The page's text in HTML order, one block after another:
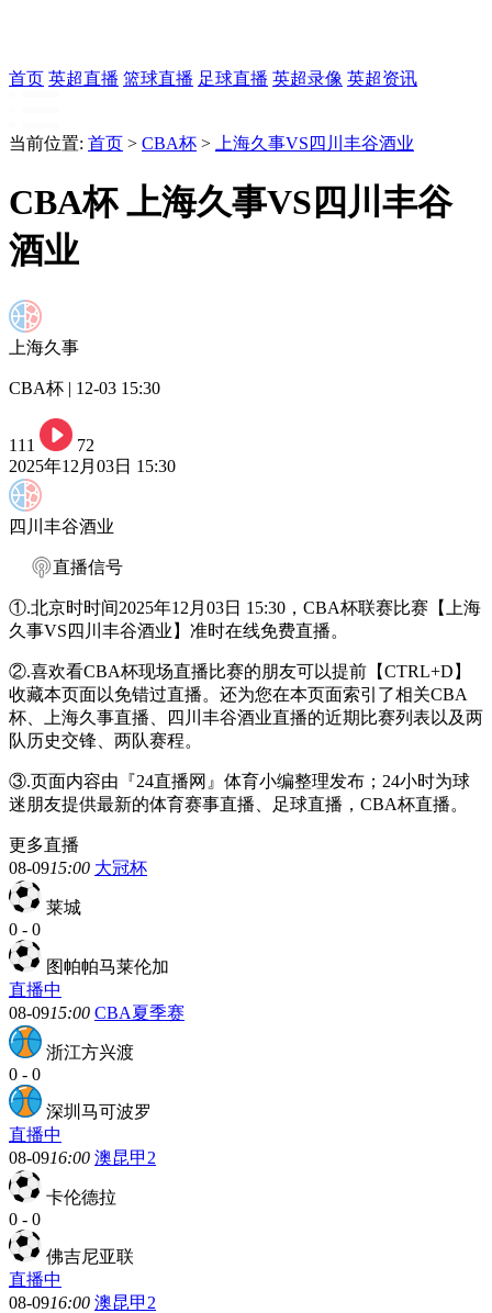
首页 英超直播 篮球直播 足球直播 英超录像 英超资讯
当前位置: 首页 > CBA杯 > 上海久事VS四川丰谷酒业
CBA杯 上海久事VS四川丰谷
酒业
上海久事
CBA杯 | 12-03 15:30
111
72
2025年12月03日 15:30
四川丰谷酒业
直播信号
①.北京时时间2025年12月03日 15:30，CBA杯联赛比赛【上海
久事VS四川丰谷酒业】准时在线免费直播。
②.喜欢看CBA杯现场直播比赛的朋友可以提前【CTRL+D】
收藏本页面以免错过直播。还为您在本页面索引了相关CBA
杯、上海久事直播、四川丰谷酒业直播的近期比赛列表以及两
队历史交锋、两队赛程。
③.页面内容由『24直播网』体育小编整理发布；24小时为球
迷朋友提供最新的体育赛事直播、足球直播，CBA杯直播。
更多直播
08-0915:00 大冠杯
莱城
0 - 0
图帕帕马莱伦加
直播中
08-0915:00 CBA夏季赛
浙江方兴渡
0 - 0
深圳马可波罗
直播中
08-0916:00 澳昆甲2
卡伦德拉
0 - 0
佛吉尼亚联
直播中
08-0916:00 澳昆甲2